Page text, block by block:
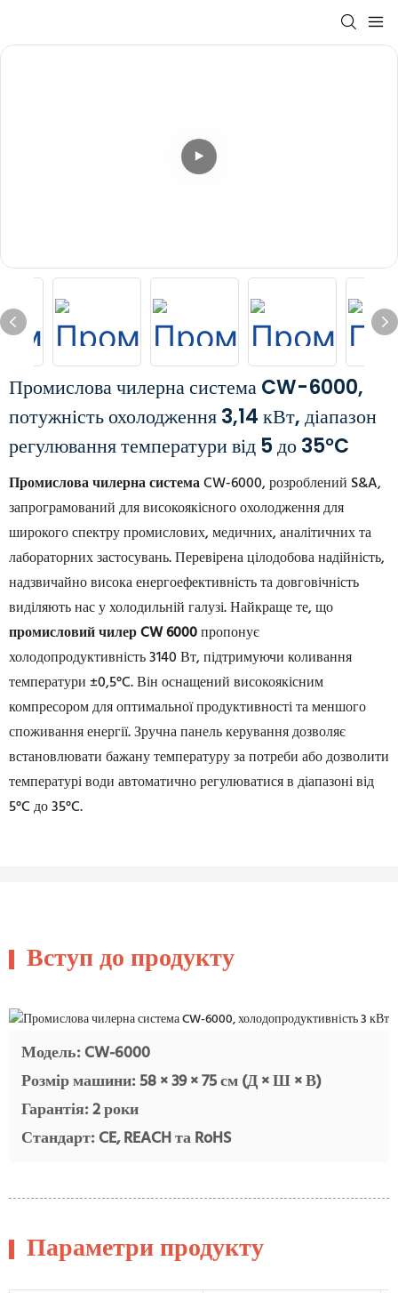
Промислова чилерна система CW-6000,
потужність охолодження 3,14 кВт, діапазон
регулювання температури від 5 до 35°C
Промислова чилерна системаCW-6000, розроблений S&A,
запрограмований для високоякісного охолодження для
широкого спектру промислових, медичних, аналітичних та
лабораторних застосувань. Перевірена цілодобова надійність,
надзвичайно висока енергоефективність та довговічність
виділяють нас у холодильній галузі. Найкраще те, що
промисловий чилер CW 6000пропонує
холодопродуктивність 3140 Вт, підтримуючи коливання
температури ±0,5°C. Він оснащений високоякісним
компресором для оптимальної продуктивності та меншого
споживання енергії. Зручна панель керування дозволяє
встановлювати бажану температуру за потреби або дозволити
температурі води автоматично регулюватися в діапазоні від
5°C до 35°C.
Вступ до продукту
Модель: CW-6000
Розмір машини: 58 ​​× 39 × 75 см (Д × Ш × В)
Гарантія: 2 роки
Стандарт: CE, REACH та RoHS
Параметри продукту